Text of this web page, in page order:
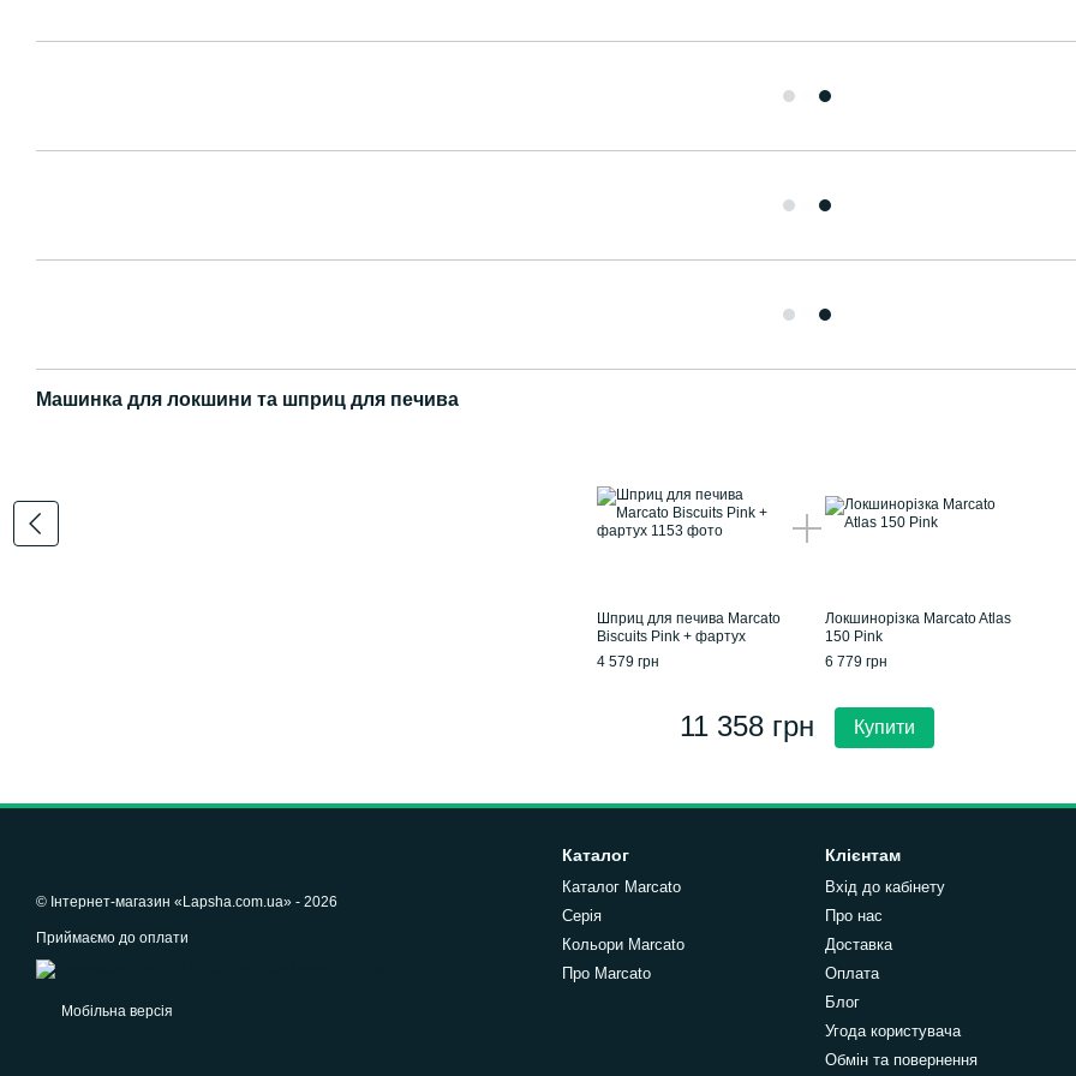
Машинка для локшини та шприц для печива
Шприц для печива Marcato
Biscuits Pink + фартух
4 579 грн
Локшинорізка Marcato Atlas
150 Pink
6 779 грн
11 358 грн Купити
© Інтернет-магазин «Lapsha.com.ua» - 2026
Приймаємо до оплати
Мобільна версія
Каталог
Каталог Marcato
Серія
Кольори Marcato
Про Marcato
Клієнтам
Вхід до кабінету
Про нас
Доставка
Оплата
Блог
Угода користувача
Обмін та повернення